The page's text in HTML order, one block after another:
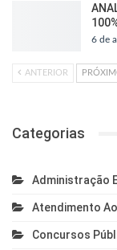
6 de
ANTERIOR
Categorias
Administração
Atendimento
Concursos